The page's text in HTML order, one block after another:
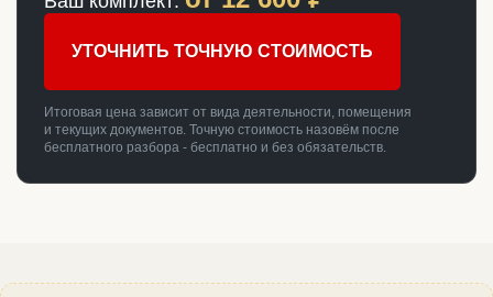
УТОЧНИТЬ ТОЧНУЮ СТОИМОСТЬ
Итоговая цена зависит от вида деятельности, помещения
и текущих документов. Точную стоимость назовём после
бесплатного разбора - бесплатно и без обязательств.